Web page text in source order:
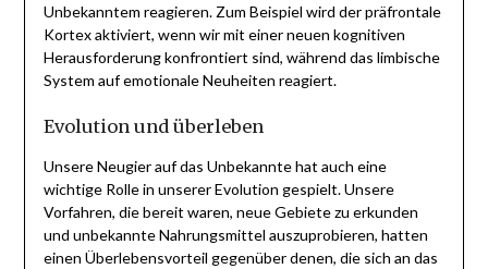
Unbekanntem reagieren. Zum Beispiel wird der präfrontale
Kortex aktiviert, wenn wir mit einer neuen kognitiven
Herausforderung konfrontiert sind, während das limbische
System auf emotionale Neuheiten reagiert.
Evolution und überleben
Unsere Neugier auf das Unbekannte hat auch eine
wichtige Rolle in unserer Evolution gespielt. Unsere
Vorfahren, die bereit waren, neue Gebiete zu erkunden
und unbekannte Nahrungsmittel auszuprobieren, hatten
einen Überlebensvorteil gegenüber denen, die sich an das